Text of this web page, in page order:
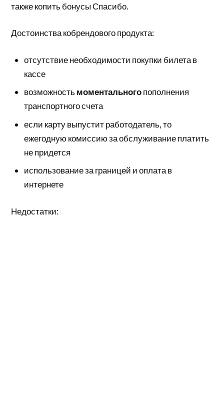
также копить бонусы Спасибо.
Достоинства кобрендового продукта:
отсутствие необходимости покупки билета в
кассе
возможностьмоментальногопополнения
транспортного счета
если карту выпустит работодатель, то
ежегодную комиссию за обслуживание платить
не придется
использование за границей и оплата в
интернете
Недостатки: